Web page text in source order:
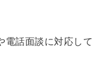
電話面談に対応して